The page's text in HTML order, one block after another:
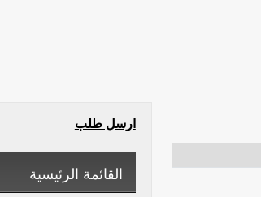
ارسل طلب
القائمة الرئيسية